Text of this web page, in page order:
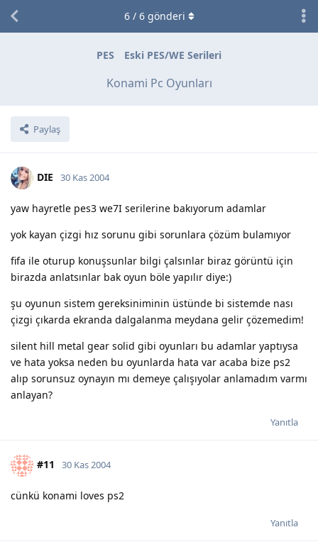
PES Eski PES/WE Serileri
Konami Pc Oyunları
Paylaş
6/ 6gönderi
DIE 30 Kas 2004
yaw hayretle pes3 we7I serilerine bakıyorum adamlar
yok kayan çizgi hız sorunu gibi sorunlara çözüm bulamıyor
fifa ile oturup konuşsunlar bilgi çalsınlar biraz görüntü için
birazda anlatsınlar bak oyun böle yapılır diye:)
şu oyunun sistem gereksiniminin üstünde bi sistemde nası
çizgi çıkarda ekranda dalgalanma meydana gelir çözemedim!
silent hill metal gear solid gibi oyunları bu adamlar yaptıysa
ve hata yoksa neden bu oyunlarda hata var acaba bize ps2
alıp sorunsuz oynayın mı demeye çalışıyolar anlamadım varmı
anlayan?
Yanıtla
#11 30 Kas 2004
cünkü konami loves ps2
Yanıtla